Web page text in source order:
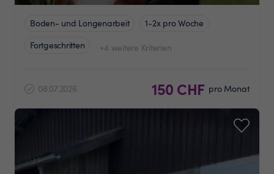
Boden- und Longenarbeit
1-2x pro Woche
Fortgeschritten
+4 weitere Kriterien
08.07.2026 150 CHF pro Monat